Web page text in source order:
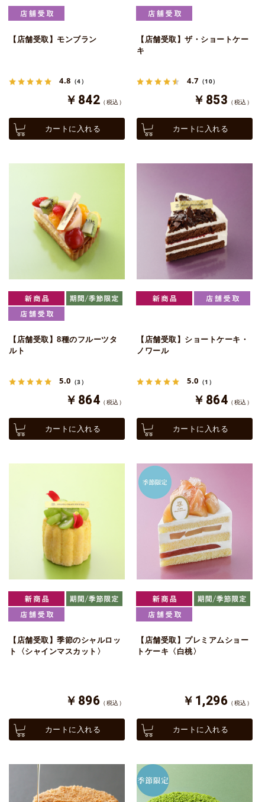
【店舗受取】モンブラン
4.8 （4）
￥842 （税込）
カートに入れる
【店舗受取】ザ・ショートケー
キ
4.7 （10）
￥853 （税込）
カートに入れる
【店舗受取】8種のフルーツタ
ルト
5.0 （3）
￥864 （税込）
カートに入れる
【店舗受取】ショートケーキ・
ノワール
5.0 （1）
￥864 （税込）
カートに入れる
【店舗受取】季節のシャルロッ
ト〈シャインマスカット〉
￥896 （税込）
カートに入れる
【店舗受取】プレミアムショー
トケーキ〈白桃〉
￥1,296 （税込）
カートに入れる